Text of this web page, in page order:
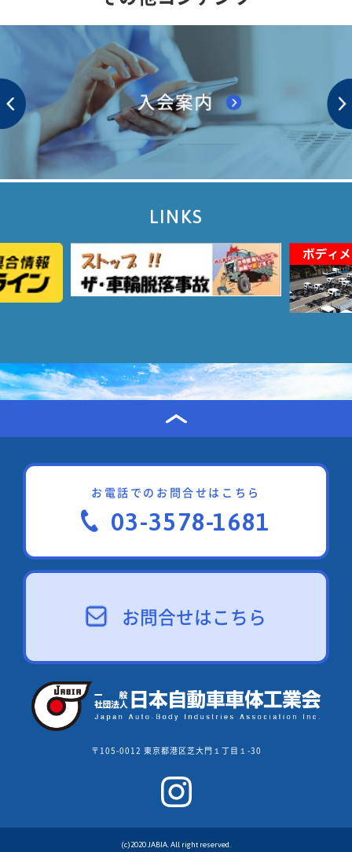
LINKS
お電話でのお問合せはこちら
03-3578-1681
お問合せはこちら
〒105-0012 東京都港区芝大門１丁目１-30
(c)2020 JABIA. All right reserved.